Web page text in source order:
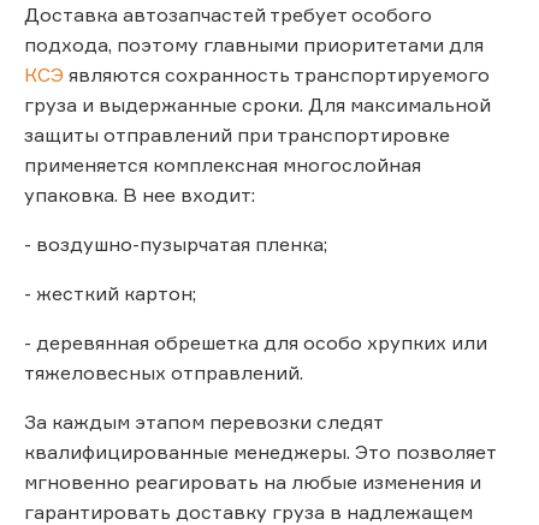
Доставка автозапчастей требует особого
подхода, поэтому главными приоритетами для
КСЭ являются сохранность транспортируемого
груза и выдержанные сроки. Для максимальной
защиты отправлений при транспортировке
применяется комплексная многослойная
упаковка. В нее входит:
- воздушно-пузырчатая пленка;
- жесткий картон;
- деревянная обрешетка для особо хрупких или
тяжеловесных отправлений.
За каждым этапом перевозки следят
квалифицированные менеджеры. Это позволяет
мгновенно реагировать на любые изменения и
гарантировать доставку груза в надлежащем